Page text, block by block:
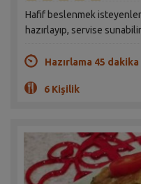
Hafif beslenmek
hazırlayıp, servise
Hazırlama 45 dakika
6 Kişilik